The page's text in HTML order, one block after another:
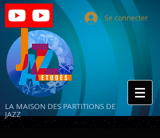
LA MAISON DES PARTITIONS DE
JAZZ
Se connecter